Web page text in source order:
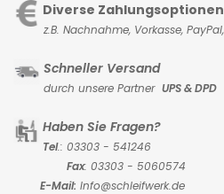
Diverse Zahlungsoptionen
z.B. Nachnahme, Vorkasse,
Schneller Versand
durch unsere Partner UPS & DPD
Haben Sie Fragen?
Tel.: 03303 - 541246
Fax: 03303 - 5060574
E-Mail: Info@schleifwerk.de